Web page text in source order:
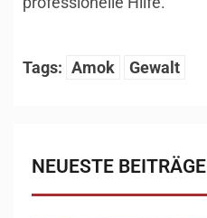
Tags: Amok Gewalt
NEUESTE BEITRÄGE